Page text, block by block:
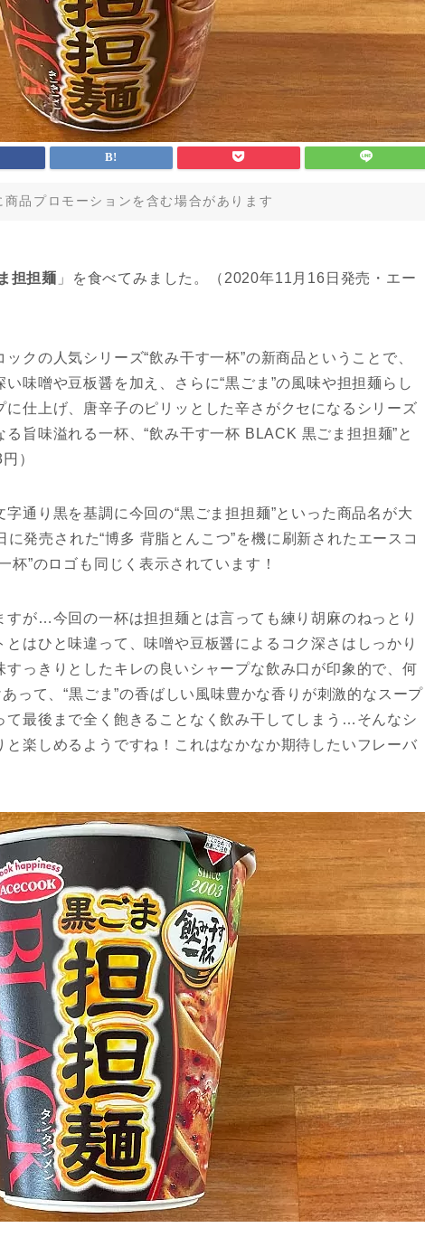
商品プロモーションを含む場合があります
担担麺 」を食べてみました。（2020年11月16日発売・エー
クの人気シリーズ“飲み干す一杯”の新商品ということで、
味噌や豆板醤を加え、さらに“黒ごま”の風味や担担麺らし
に仕上げ、唐辛子のピリッとした辛さがクセになるシリーズ
旨味溢れる一杯、“飲み干す一杯 BLACK 黒ごま担担麺”と
）
通り黒を基調に今回の“黒ごま担担麺”といった商品名が大
発売された“博多 背脂とんこつ”を機に刷新されたエースコ
杯”のロゴも同じく表示されています！
すが…今回の一杯は担担麺とは言っても練り胡麻のねっとり
はひと味違って、味噌や豆板醤によるコク深さはしっかり
っきりとしたキレの良いシャープな飲み口が印象的で、何
って、“黒ごま”の香ばしい風味豊かな香りが刺激的なスープ
て最後まで全く飽きることなく飲み干してしまう…そんなシ
と楽しめるようですね！これはなかなか期待したいフレーバ